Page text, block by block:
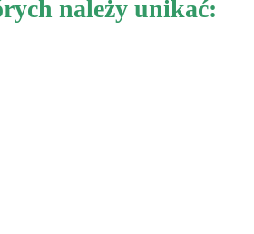
należy unikać: